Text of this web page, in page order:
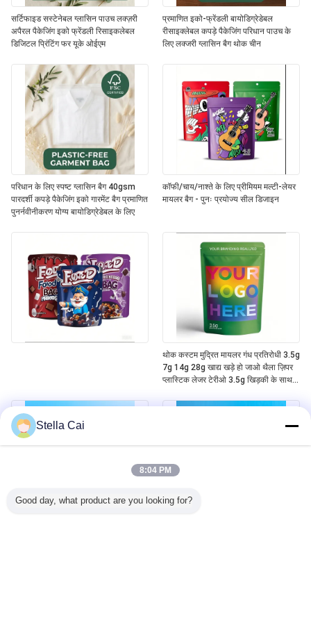
सर्टिफाइड सस्टेनेबल ग्लासिन पाउच लक्ज़री
अपैरल पैकेजिंग इको फ्रेंडली रिसाइकलेबल
डिजिटल प्रिंटिंग फर यूके ओईएम
प्रमाणित इको-फ्रेंडली बायोडिग्रेडेबल
रीसाइक्लेबल कपड़े पैकेजिंग परिधान पाउच के
लिए लक्जरी ग्लासिन बैग थोक चीन
परिधान के लिए स्पष्ट ग्लासिन बैग 40gsm
पारदर्शी कपड़े पैकेजिंग इको गारमेंट बैग प्रमाणित
पुनर्नवीनीकरण योग्य बायोडिग्रेडेबल के लिए
कॉफी/चाय/नाश्ते के लिए प्रीमियम मल्टी-लेयर
मायलर बैग - पुनः प्रयोज्य सील डिजाइन
थोक कस्टम मुद्रित मायलर गंध प्रतिरोधी 3.5g
7g 14g 28g खाद्य खड़े हो जाओ थैला ज़िपर
प्लास्टिक लेजर टेरीओ 3.5g खिड़की के साथ
Stella Cai
8:04 PM
Good day, what product are you looking for?